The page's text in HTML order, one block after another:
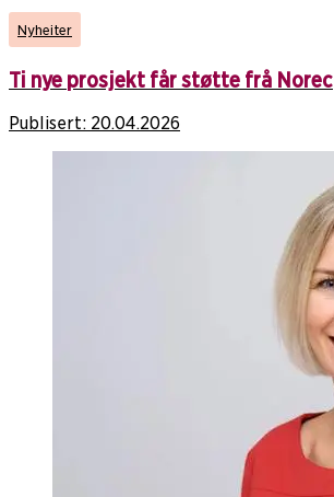
Nyheiter
Ti nye prosjekt får støtte frå Norec
Publisert: 20.04.2026